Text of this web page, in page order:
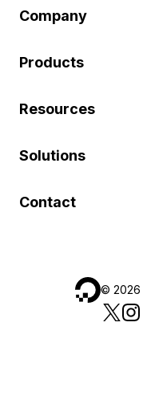
Company
Products
Resources
Solutions
Contact
© 2026